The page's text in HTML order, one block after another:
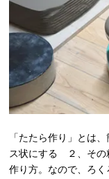
「たたら作り」とは
ス状にする ２、その
作り方。なので、ろ